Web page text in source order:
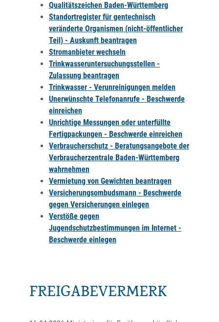
Qualitätszeichen Baden-Württemberg
Standortregister für gentechnisch
veränderte Organismen (nicht-öffentlicher
Teil) - Auskunft beantragen
Stromanbieter wechseln
Trinkwasseruntersuchungsstellen -
Zulassung beantragen
Trinkwasser - Verunreinigungen melden
Unerwünschte Telefonanrufe - Beschwerde
einreichen
Unrichtige Messungen oder unterfüllte
Fertigpackungen - Beschwerde einreichen
Verbraucherschutz - Beratungsangebote der
Verbraucherzentrale Baden-Württemberg
wahrnehmen
Vermietung von Gewichten beantragen
Versicherungsombudsmann - Beschwerde
gegen Versicherungen einlegen
Verstöße gegen
Jugendschutzbestimmungen im Internet -
Beschwerde einlegen
FREIGABEVERMERK